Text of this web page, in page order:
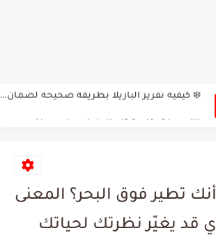
تطير فوق البحر؟ المعنى
قد يغيّر نظرتك لحياتك